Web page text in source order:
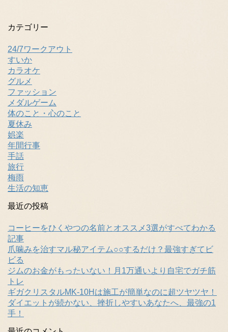
カテゴリー
24/7ワークアウト
すいか
カラオケ
グルメ
ファッション
メダルゲーム
体のこと・心のこと
夏休み
娯楽
年間行事
手話
旅行
梅雨
生活の知恵
最近の投稿
コーヒーをひくやつの名前とオススメ3選がすべてわかる
記事
爪噛みを治すマル秘アイテム○○するだけ？最強すぎてビ
ビる
ジムのお金がもったいない！月1万通いより自宅でガチ筋
トレ
ギガクリスタルMK-10Hは施工が簡単なのに超ツヤツヤ！
ダイエットが続かない、挫折しやすいあなたへ、最強の1
手！